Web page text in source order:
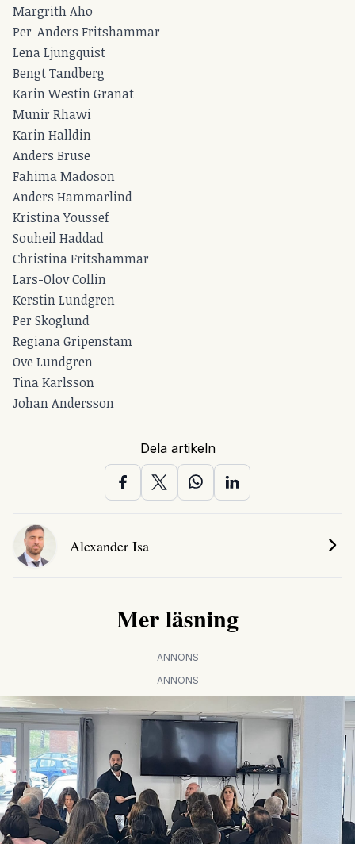
Margrith Aho
Per-Anders Fritshammar
Lena Ljungquist
Bengt Tandberg
Karin Westin Granat
Munir Rhawi
Karin Halldin
Anders Bruse
Fahima Madoson
Anders Hammarlind
Kristina Youssef
Souheil Haddad
Christina Fritshammar
Lars-Olov Collin
Kerstin Lundgren
Per Skoglund
Regiana Gripenstam
Ove Lundgren
Tina Karlsson
Johan Andersson
Dela artikeln
Alexander Isa
Mer läsning
ANNONS
ANNONS